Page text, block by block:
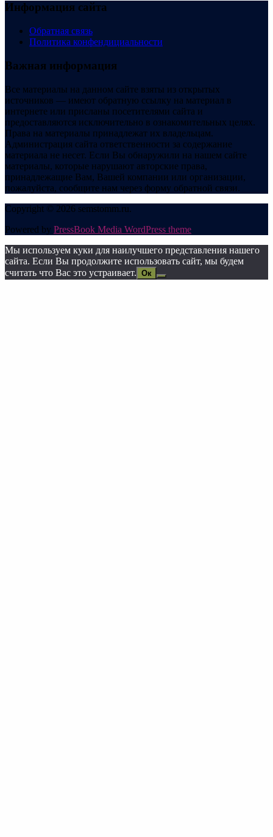
Информация сайта
Обратная связь
Политика конфендициальности
Важная информация
Все материалы на данном сайте взяты из открытых
источников — имеют обратную ссылку на материал в
интернете или присланы посетителями сайта и
предоставляются исключительно в ознакомительных целях.
Права на материалы принадлежат их владельцам.
Администрация сайта ответственности за содержание
материала не несет. Если Вы обнаружили на нашем сайте
материалы, которые нарушают авторские права,
принадлежащие Вам, Вашей компании или организации,
пожалуйста, сообщите нам через форму обратной связи.
Copyright © 2026 semstomm.ru.
Powered by PressBook Media WordPress theme
Мы используем куки для наилучшего представления нашего
сайта. Если Вы продолжите использовать сайт, мы будем
считать что Вас это устраивает. Ок